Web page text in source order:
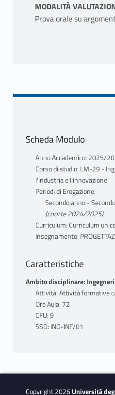
MODALITÀ
Prova orale su
Scheda Modulo
Anno Accademico: 2025/
Corso di studio: LM-29 -
l'industria e l'innovazione
Periodi di Erogazione:
Secondo anno -
(coorte 2024/2025)
Curriculum: Curriculum
Insegnamento:
Caratteristiche
Ambito disciplinare:
Attività: Attività formative
Ore Aula: 72
CFU: 9
SSD: ING-INF/01
Copyright 2026Università